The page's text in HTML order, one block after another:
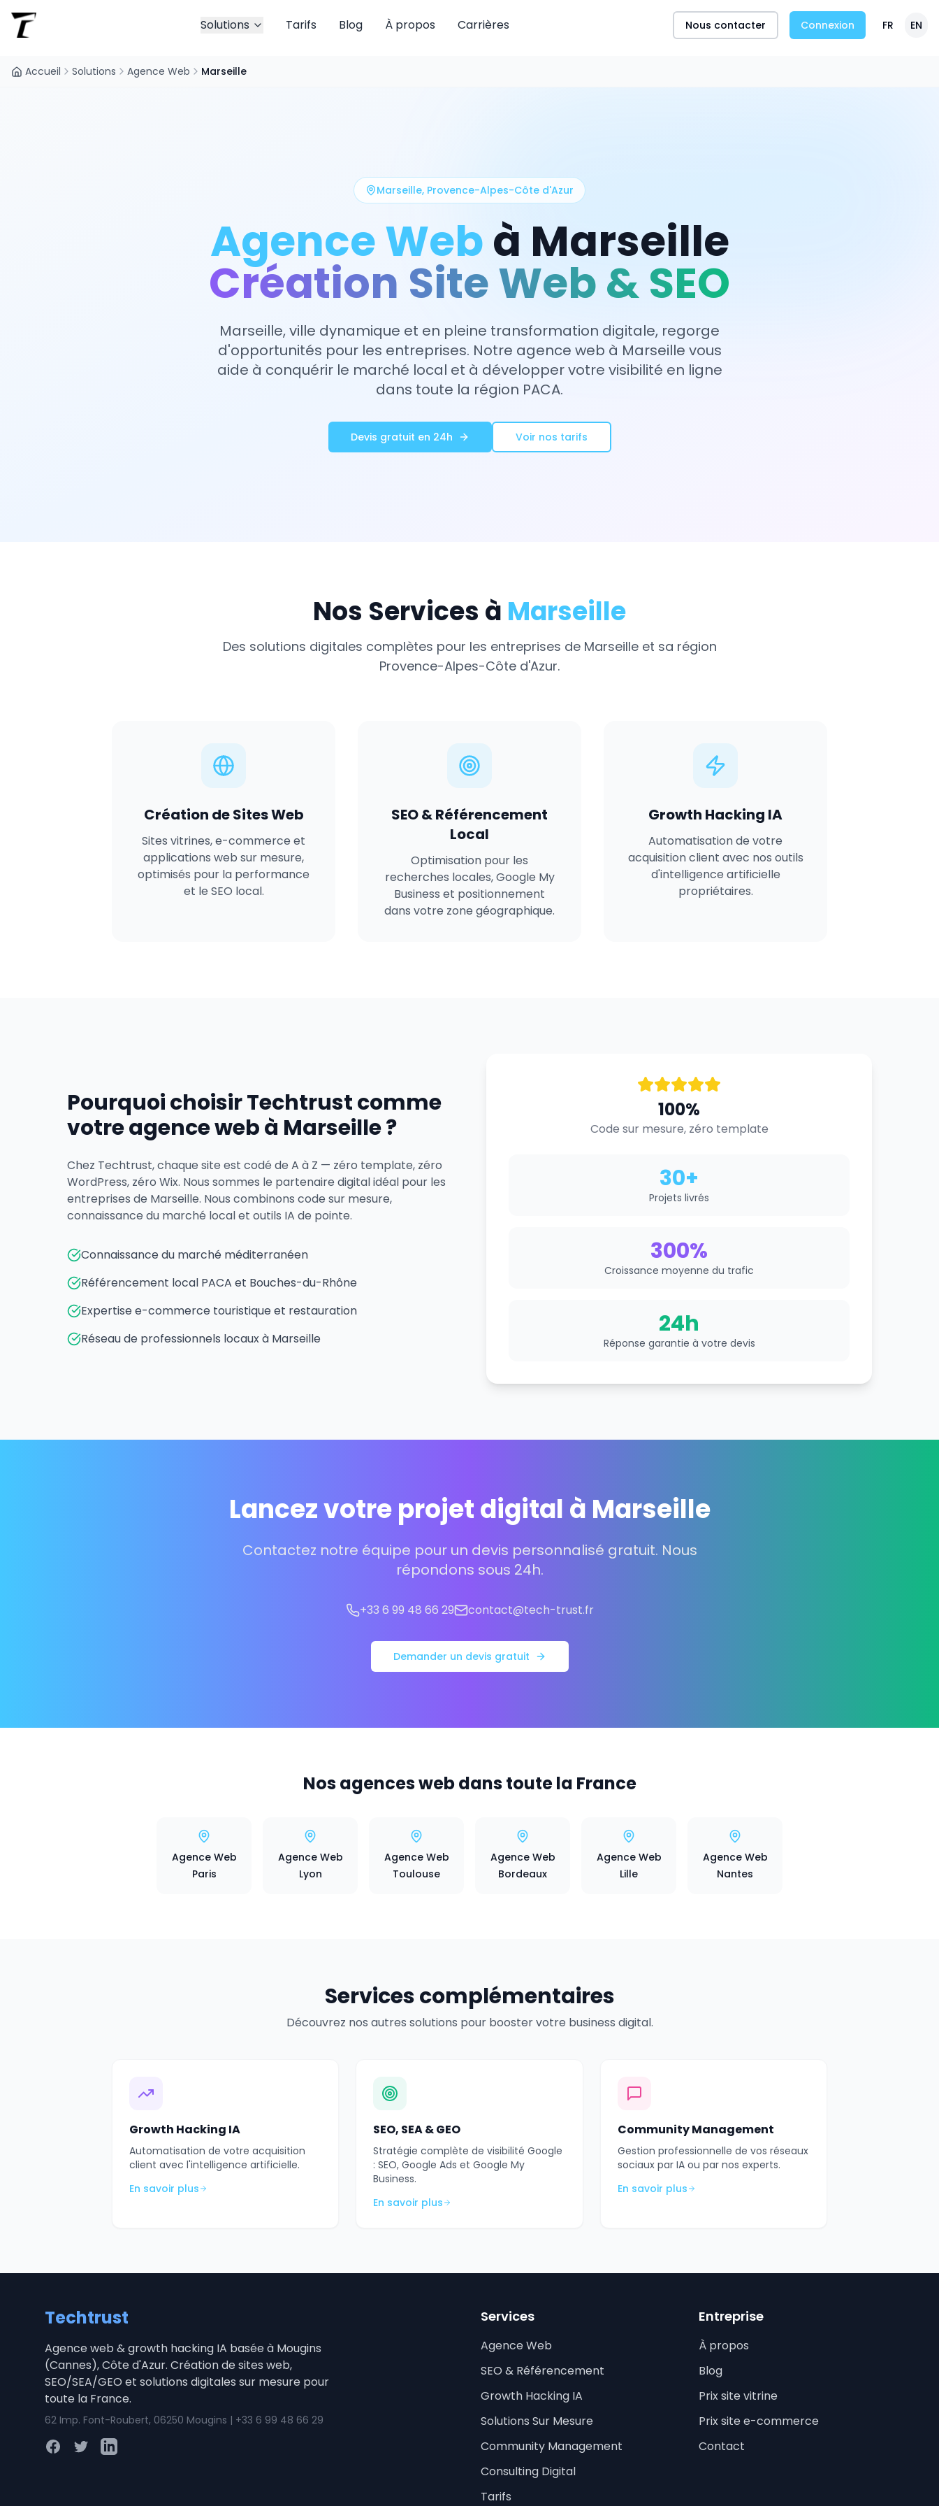
Solutions Tarifs Blog À propos Carrières Nous contacter Connexion FR EN
Accueil Solutions Agence Web Marseille
Marseille, Provence-Alpes-Côte d'Azur
Agence Webà Marseille
Création Site Web & SEO
Marseille, ville dynamique et en pleine transformation digitale, regorge
d'opportunités pour les entreprises. Notre agence web à Marseille vous
aide à conquérir le marché local et à développer votre visibilité en ligne
dans toute la région PACA.
Devis gratuit en 24h Voir nos tarifs
Nos Services à Marseille
Des solutions digitales complètes pour les entreprises de Marseilleet sa région
Provence-Alpes-Côte d'Azur.
Création de Sites Web
Sites vitrines, e-commerce et
applications web sur mesure,
optimisés pour la performance
et le SEO local.
SEO & Référencement
Local
Optimisation pour les
recherches locales, Google My
Business et positionnement
dans votre zone géographique.
Growth Hacking IA
Automatisation de votre
acquisition client avec nos outils
d'intelligence artificielle
propriétaires.
Pourquoi choisir Techtrust comme
votre agence web à Marseille ?
Chez Techtrust, chaque site est codé de A à Z — zéro template, zéro
WordPress, zéro Wix. Nous sommes le partenaire digital idéal pour les
entreprises de Marseille. Nous combinons code sur mesure,
connaissance du marché local et outils IA de pointe.
Connaissance du marché méditerranéen
Référencement local PACA et Bouches-du-Rhône
Expertise e-commerce touristique et restauration
Réseau de professionnels locaux à Marseille
100%
Code sur mesure, zéro template
30+
Projets livrés
300%
Croissance moyenne du trafic
24h
Réponse garantie à votre devis
Lancez votre projet digital à Marseille
Contactez notre équipe pour un devis personnalisé gratuit. Nous
répondons sous 24h.
+33 6 99 48 66 29 contact@tech-trust.fr
Demander un devis gratuit
Nos agences web dans toute la France
Agence Web
Paris
Agence Web
Lyon
Agence Web
Toulouse
Agence Web
Bordeaux
Agence Web
Lille
Agence Web
Nantes
Services complémentaires
Découvrez nos autres solutions pour booster votre business digital.
Growth Hacking IA
Automatisation de votre acquisition
client avec l'intelligence artificielle.
En savoir plus
SEO, SEA & GEO
Stratégie complète de visibilité Google
: SEO, Google Ads et Google My
Business.
En savoir plus
Community Management
Gestion professionnelle de vos réseaux
sociaux par IA ou par nos experts.
En savoir plus
Techtrust
Agence web & growth hacking IA basée à Mougins
(Cannes), Côte d'Azur. Création de sites web,
SEO/SEA/GEO et solutions digitales sur mesure pour
toute la France.
62 Imp. Font-Roubert, 06250 Mougins | +33 6 99 48 66 29
FacebookTwitterLinkedIn
Services
Agence Web
SEO & Référencement
Growth Hacking IA
Solutions Sur Mesure
Community Management
Consulting Digital
Tarifs
Entreprise
À propos
Blog
Prix site vitrine
Prix site e-commerce
Contact